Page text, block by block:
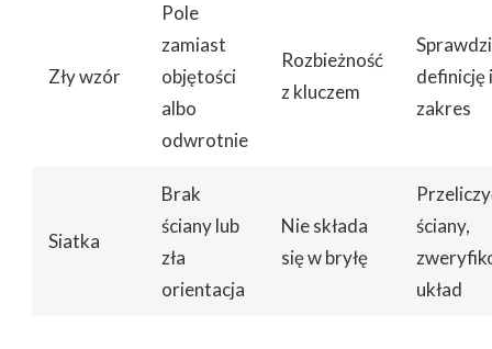
Zły wzór
Pole
zamiast
objętości
albo
odwrotnie
Rozbieżność
z kluczem
definicję i
zakres
Siatka
Brak
ściany lub
zła
orientacja
Nie składa
się w bryłę
ściany,
układ